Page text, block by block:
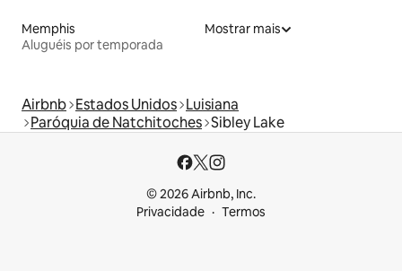
Memphis
Aluguéis por temporada
Mostrar mais
Airbnb Estados Unidos Luisiana
Paróquia de Natchitoches Sibley Lake
© 2026 Airbnb, Inc.
Privacidade
Termos